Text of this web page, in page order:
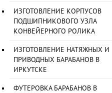
ИЗГОТОВЛЕНИЕ КОРПУСОВ
ПОДШИПНИКОВОГО УЗЛА
КОНВЕЙЕРНОГО РОЛИКА
ИЗГОТОВЛЕНИЕ НАТЯЖНЫХ И
ПРИВОДНЫХ БАРАБАНОВ В
ИРКУТСКЕ
ФУТЕРОВКА БАРАБАНОВ В